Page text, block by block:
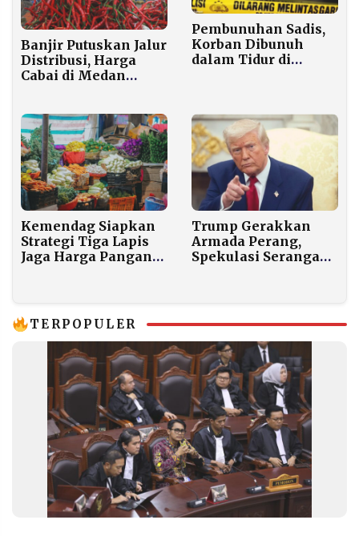
Banjir Putuskan Jalur
Distribusi, Harga
Cabai di Medan
Pembunuhan Sadis,
Korban Dibunuh
dalam Tidur di
Kemendag Siapkan
Strategi Tiga Lapis
Jaga Harga Pangan
Trump Gerakkan
Armada Perang,
Spekulasi Serangan
TERPOPULER